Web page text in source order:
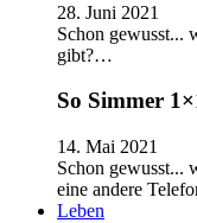
28. Juni 2021
Schon gewusst...
gibt?…
So Simmer
14. Mai 2021
Schon gewusst...
eine andere
Leben